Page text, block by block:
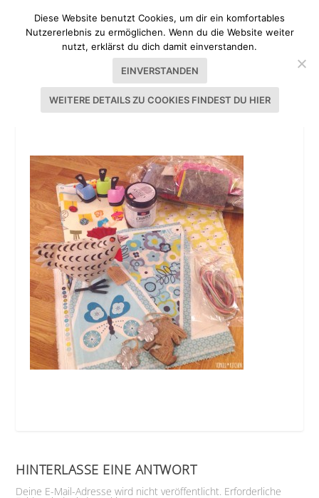
CREATIVA 2015
HINTERLASSE EINE ANTWORT
Deine E-Mail-Adresse wird nicht veröffentlicht. Erforderliche
Diese Website benutzt Cookies, um dir ein komfortables
Nutzererlebnis zu ermöglichen. Wenn du die Website weiter
nutzt, erklärst du dich damit einverstanden.
EINVERSTANDEN
WEITERE DETAILS ZU COOKIES FINDEST DU HIER